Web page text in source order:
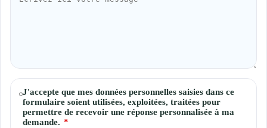
Consentements
J'accepte que mes données personnelles saisies dans ce
formulaire soient utilisées, exploitées, traitées pour
permettre de recevoir une réponse personnalisée à ma
demande. *